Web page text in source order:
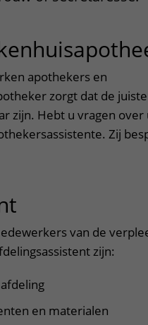
Het Wilhelmina
apothekers en
zorgt dat de
zijn. Hebt u vragen over
Zij
van de
zijn:
en materialen